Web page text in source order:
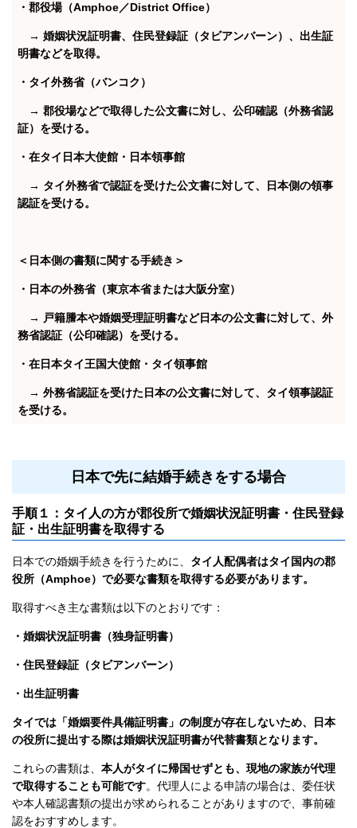
・郡役場（Amphoe／District Office）
→ 婚姻状況証明書、住民登録証（タビアンバーン）、出生証
明書などを取得。
・タイ外務省（バンコク）
→ 郡役場などで取得した公文書に対し、公印確認（外務省認
証）を受ける。
・在タイ日本大使館・日本領事館
→ タイ外務省で認証を受けた公文書に対して、日本側の領事
認証を受ける。
＜日本側の書類に関する手続き＞
・日本の外務省（東京本省または大阪分室）
→ 戸籍謄本や婚姻受理証明書など日本の公文書に対して、外
務省認証（公印確認）を受ける。
・在日本タイ王国大使館・タイ領事館
→ 外務省認証を受けた日本の公文書に対して、タイ領事認証
を受ける。
日本で先に結婚手続きをする場合
手順１：タイ人の方が郡役所で婚姻状況証明書・住民登録
証・出生証明書を取得する
日本での婚姻手続きを行うために、 タイ人配偶者はタイ国内の郡
役所（Amphoe）で必要な書類を取得する必要があります。
取得すべき主な書類は以下のとおりです：
・婚姻状況証明書（独身証明書）
・住民登録証（タビアンバーン）
・出生証明書
タイでは「婚姻要件具備証明書」の制度が存在しないため、日本
の役所に提出する際は婚姻状況証明書が代替書類となります。
これらの書類は、 本人がタイに帰国せずとも、現地の家族が代理
で取得することも可能です。代理人による申請の場合は、委任状
や本人確認書類の提出が求められることがありますので、事前確
認をおすすめします。